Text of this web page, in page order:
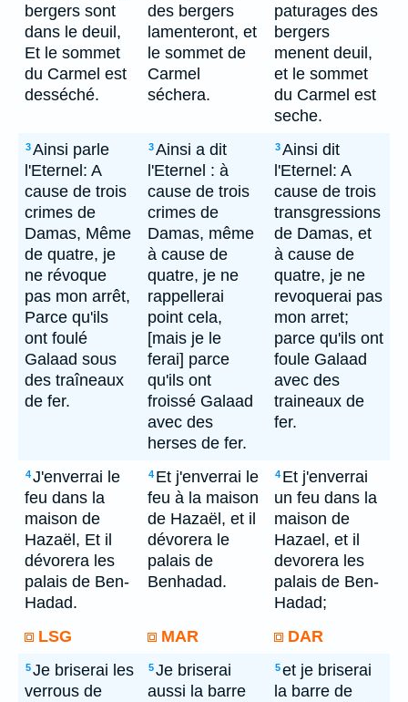
bergers sont
dans le deuil,
Et le sommet
du Carmel est
desséché.
des bergers
lamenteront, et
le sommet de
Carmel
séchera.
paturages des
bergers
menent deuil,
et le sommet
du Carmel est
seche.
3Ainsi parle
l'Eternel: A
cause de trois
crimes de
Damas, Même
de quatre, je
ne révoque
pas mon arrêt,
Parce qu'ils
ont foulé
Galaad sous
des traîneaux
de fer.
3Ainsi a dit
l'Eternel : à
cause de trois
crimes de
Damas, même
à cause de
quatre, je ne
rappellerai
point cela,
[mais je le
ferai] parce
qu'ils ont
froissé Galaad
avec des
herses de fer.
3Ainsi dit
l'Eternel: A
cause de trois
transgressions
de Damas, et
à cause de
quatre, je ne
revoquerai pas
mon arret;
parce qu'ils ont
foule Galaad
avec des
traineaux de
fer.
4J'enverrai le
feu dans la
maison de
Hazaël, Et il
dévorera les
palais de Ben-
Hadad.
4 Et j'enverrai le
feu à la maison
de Hazaël, et il
dévorera le
palais de
Benhadad.
4 Et j'enverrai
un feu dans la
maison de
Hazael, et il
devorera les
palais de Ben-
Hadad;
LSG
MAR DAR
5Je briserai les
verrous de
5Je briserai
aussi la barre
5et je briserai
la barre de